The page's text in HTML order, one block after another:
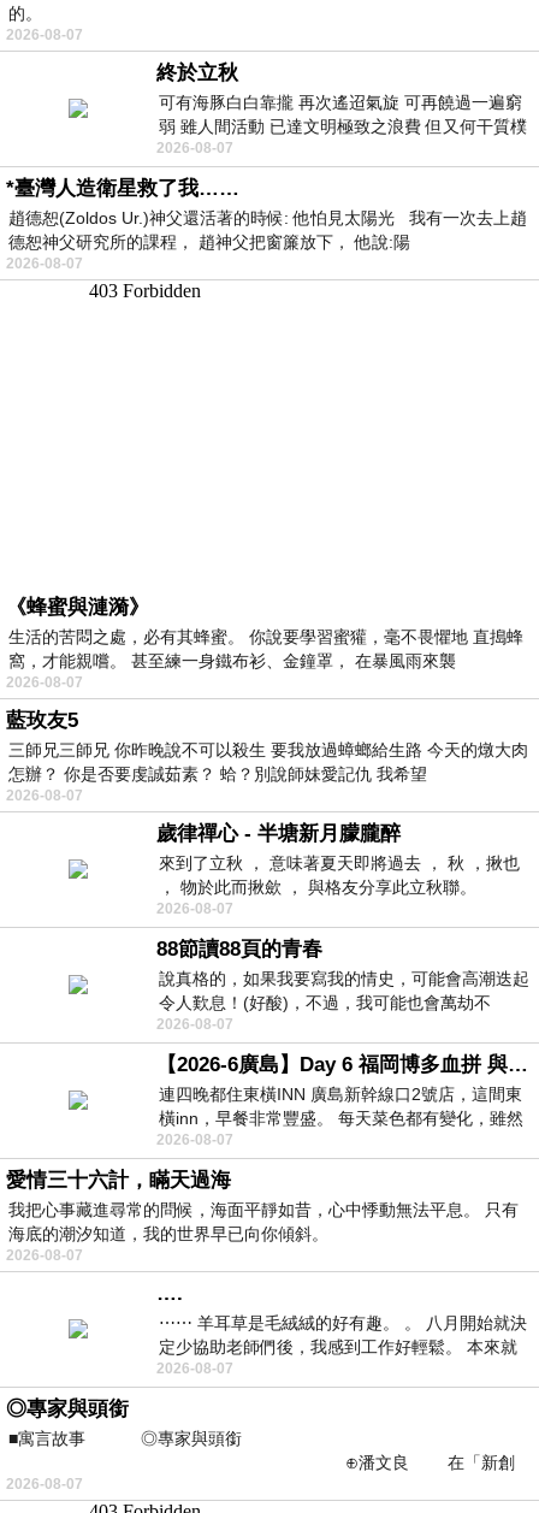
的。
2026-08-07
終於立秋
可有海豚白白靠攏 再次遙迢氣旋 可再饒過一遍窮
弱 雖人間活動 已達文明極致之浪費 但又何干質樸
者 只能白白陪葬
2026-08-07
*臺灣人造衛星救了我……
趙德恕(Zoldos Ur.)神父還活著的時候: 他怕見太陽光 我有一次去上趙
德恕神父研究所的課程， 趙神父把窗簾放下， 他說:陽
2026-08-07
《蜂蜜與漣漪》
生活的苦悶之處，必有其蜂蜜。 你說要學習蜜獾，毫不畏懼地 直搗蜂
窩，才能親嚐。 甚至練一身鐵布衫、金鐘罩， 在暴風雨來襲
2026-08-07
藍玫友5
三師兄三師兄 你昨晚說不可以殺生 要我放過蟑螂給生路 今天的燉大肉
怎辦？ 你是否要虔誠茹素？ 蛤？別說師妹愛記仇 我希望
2026-08-07
歲律禪心 - 半塘新月朦朧醉
來到了立秋 ， 意味著夏天即將過去 ， 秋 ，揪也
， 物於此而揪歛 ， 與格友分享此立秋聯。
2026-08-07
88節讀88頁的青春
說真格的，如果我要寫我的情史，可能會高潮迭起
令人歎息！(好酸)，不過，我可能也會萬劫不
復...，每天跪鍵盤還是被判了花心的罪
2026-08-07
【2026-6廣島】Day 6 福岡博多血拼 與機場接送少年司機深夜對談
連四晚都住東橫INN 廣島新幹線口2號店，這間東
橫inn，早餐非常豐盛。 每天菜色都有變化，雖然
看到工作人員拿出料理包加熱，但
2026-08-07
愛情三十六計，瞞天過海
我把心事藏進尋常的問候，海面平靜如昔，心中悸動無法平息。 只有
海底的潮汐知道，我的世界早已向你傾斜。
2026-08-07
….
⋯⋯ 羊耳草是毛絨絨的好有趣。 。 八月開始就決
定少協助老師們後，我感到工作好輕鬆。 本來就
不是我的工作啊。 真
2026-08-07
◎專家與頭銜
■寓言故事 ◎專家與頭銜
⊕潘文良 在「新創
之谷」裡——
2026-08-07